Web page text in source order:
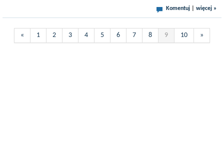
Komentuj więcej »
« 1 2 3 4 5 6 7 8 9 10 »